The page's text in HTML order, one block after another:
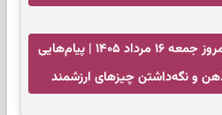
فال فرشتگان امروز جمعه ۱۶ مرداد ۱۴۰۵ | پیام‌هایی
و نگه‌داشتن چیزهای ارزشمند